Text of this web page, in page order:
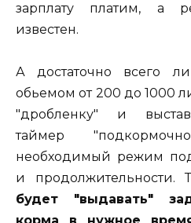
зарплату платим, а
известен.
А достаточно всего
обьемом от 200 до 1000
"дробленку" и
таймер
необходимый режим
и продолжительности.
будет "выдавать"